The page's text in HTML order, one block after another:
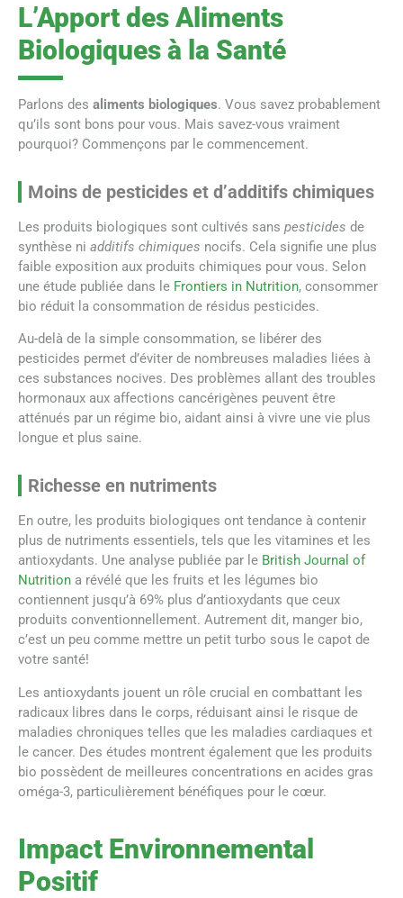
L’Apport des Aliments
Biologiques à la Santé
Parlons des aliments biologiques. Vous savez probablement
qu’ils sont bons pour vous. Mais savez-vous vraiment
pourquoi? Commençons par le commencement.
Moins de pesticides et d’additifs chimiques
Les produits biologiques sont cultivés sans pesticides de
synthèse ni additifs chimiques nocifs. Cela signifie une plus
faible exposition aux produits chimiques pour vous. Selon
une étude publiée dans le Frontiers in Nutrition, consommer
bio réduit la consommation de résidus pesticides.
Au-delà de la simple consommation, se libérer des
pesticides permet d’éviter de nombreuses maladies liées à
ces substances nocives. Des problèmes allant des troubles
hormonaux aux affections cancérigènes peuvent être
atténués par un régime bio, aidant ainsi à vivre une vie plus
longue et plus saine.
Richesse en nutriments
En outre, les produits biologiques ont tendance à contenir
plus de nutriments essentiels, tels que les vitamines et les
antioxydants. Une analyse publiée par le British Journal of
Nutrition a révélé que les fruits et les légumes bio
contiennent jusqu’à 69% plus d’antioxydants que ceux
produits conventionnellement. Autrement dit, manger bio,
c’est un peu comme mettre un petit turbo sous le capot de
votre santé!
Les antioxydants jouent un rôle crucial en combattant les
radicaux libres dans le corps, réduisant ainsi le risque de
maladies chroniques telles que les maladies cardiaques et
le cancer. Des études montrent également que les produits
bio possèdent de meilleures concentrations en acides gras
oméga-3, particulièrement bénéfiques pour le cœur.
Impact Environnemental
Positif